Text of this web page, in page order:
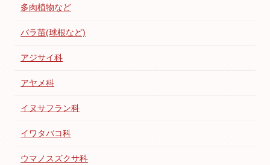
多肉植物など
バラ苗(球根など)
アジサイ科
アヤメ科
イヌサフラン科
イワタバコ科
ウマノスズクサ科